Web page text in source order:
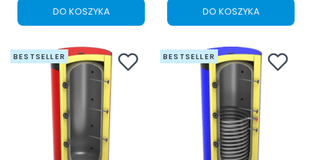
DO KOSZYKA DO KOSZYKA
BESTSELLER BESTSELLER